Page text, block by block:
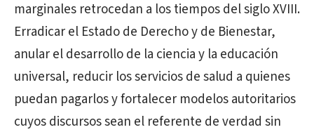
marginales retrocedan a los tiempos del siglo XVIII.
Erradicar el Estado de Derecho y de Bienestar,
anular el desarrollo de la ciencia y la educación
universal, reducir los servicios de salud a quienes
puedan pagarlos y fortalecer modelos autoritarios
cuyos discursos sean el referente de verdad sin